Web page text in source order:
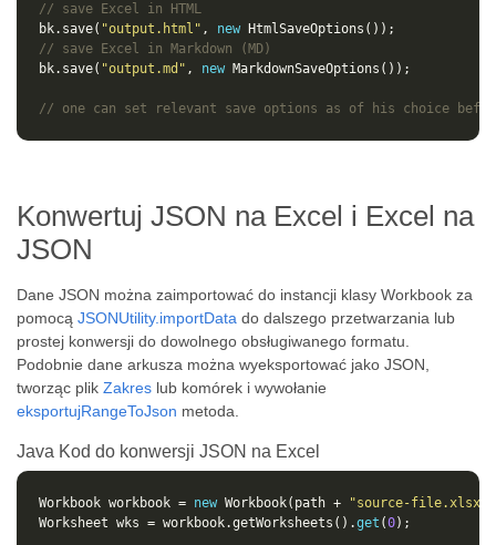
// save Excel in HTML
bk.save( "output.html" , new
// save Excel in Markdown (MD)
bk.save( "output.md" , new
// one can set relevant save options as of his choice
Konwertuj JSON na Excel i Excel na
JSON
Dane JSON można zaimportować do instancji klasy Workbook za
pomocą JSONUtility.importData do dalszego przetwarzania lub
prostej konwersji do dowolnego obsługiwanego formatu.
Podobnie dane arkusza można wyeksportować jako JSON,
tworząc plik Zakres lub komórek i wywołanie
eksportujRangeToJson metoda.
Java Kod do konwersji JSON na Excel
Workbook workbook = new Workbook(path +
"source-file.xlsx"
Worksheet wks = workbook.getWorksheets().get (0